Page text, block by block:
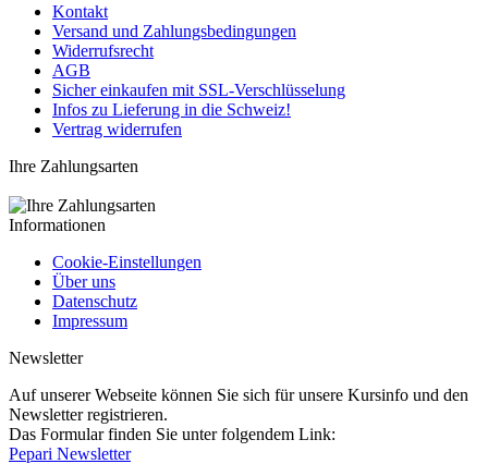
Kontakt
Versand und Zahlungsbedingungen
Widerrufsrecht
AGB
Sicher einkaufen mit SSL-Verschlüsselung
Infos zu Lieferung in die Schweiz!
Vertrag widerrufen
Ihre Zahlungsarten
Informationen
Cookie-Einstellungen
Über uns
Datenschutz
Impressum
Newsletter
Auf unserer Webseite können Sie sich für unsere Kursinfo und den
Newsletter registrieren.
Das Formular finden Sie unter folgendem Link:
Pepari Newsletter